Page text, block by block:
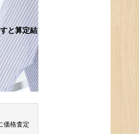
と算定結
価格査定